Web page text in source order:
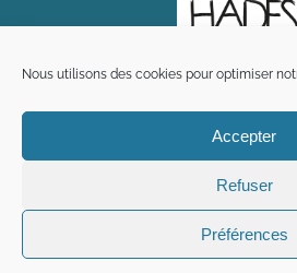
Nous utilisons des cookies pour optimiser
Accepter
Refuser
Préférences
Mentions